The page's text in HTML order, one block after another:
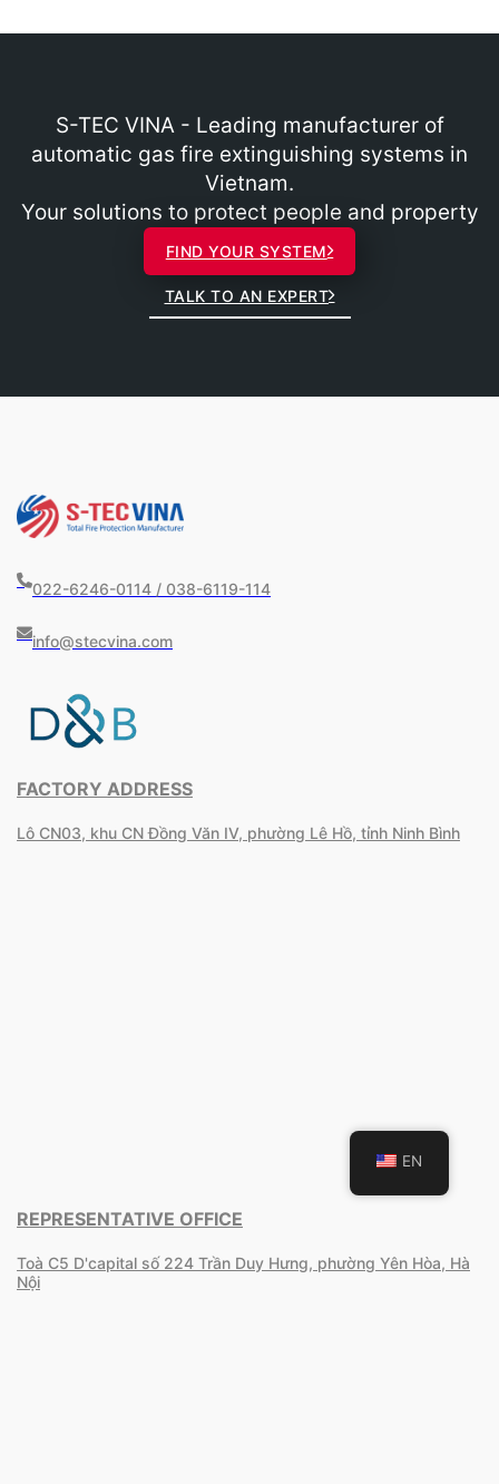
S-TEC VINA - Leading manufacturer of
automatic gas fire extinguishing systems in
Vietnam.
Your solutions to protect people and property
FIND YOUR SYSTEM
TALK TO AN EXPERT
022-6246-0114 / 038-6119-114
info@stecvina.com
FACTORY ADDRESS
Lô CN03, khu CN Đồng Văn IV, phường Lê Hồ, tỉnh Ninh Bình
REPRESENTATIVE OFFICE
Toà C5 D'capital số 224 Trần Duy Hưng, phường Yên Hòa, Hà
Nội
EN